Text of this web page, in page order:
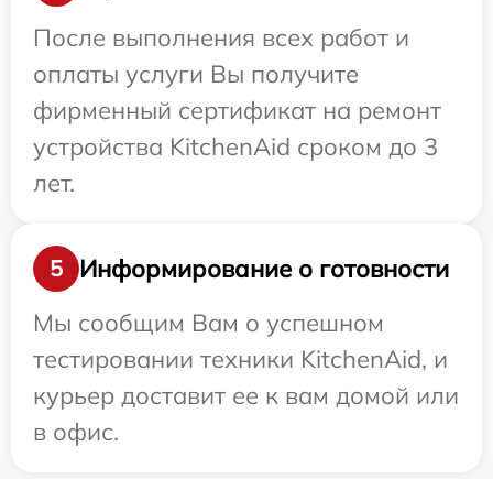
После выполнения всех работ и
оплаты услуги Вы получите
фирменный сертификат на ремонт
устройства KitchenAid сроком до 3
лет.
5
Информирование о готовности
Мы сообщим Вам о успешном
тестировании техники KitchenAid, и
курьер доставит ее к вам домой или
в офис.